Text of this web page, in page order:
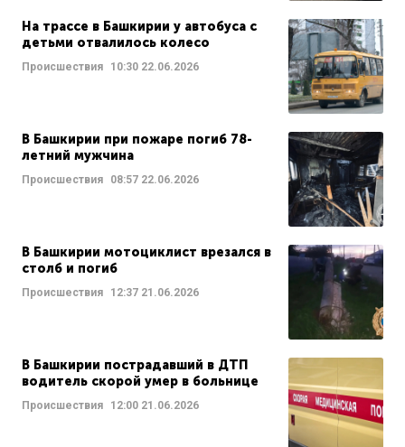
На трассе в Башкирии у автобуса с
детьми отвалилось колесо
Происшествия 10:30 22.06.2026
В Башкирии при пожаре погиб 78-
летний мужчина
Происшествия 08:57 22.06.2026
В Башкирии мотоциклист врезался в
столб и погиб
Происшествия 12:37 21.06.2026
В Башкирии пострадавший в ДТП
водитель скорой умер в больнице
Происшествия 12:00 21.06.2026